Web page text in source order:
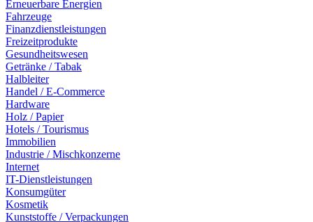
Erneuerbare Energien
Fahrzeuge
Finanzdienstleistungen
Freizeitprodukte
Gesundheitswesen
Getränke / Tabak
Halbleiter
Handel / E-Commerce
Hardware
Holz / Papier
Hotels / Tourismus
Immobilien
Industrie / Mischkonzerne
Internet
IT-Dienstleistungen
Konsumgüter
Kosmetik
Kunststoffe / Verpackungen